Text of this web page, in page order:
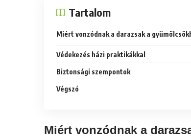
Tartalom
Miért vonzódnak a darazsak a
Védekezés házi praktikákkal
Biztonsági szempontok
Végszó
Miért vonzódnak a